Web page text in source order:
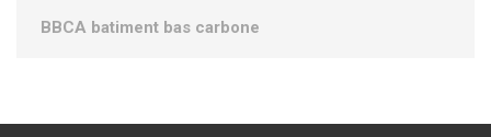
BBCA batiment bas carbone